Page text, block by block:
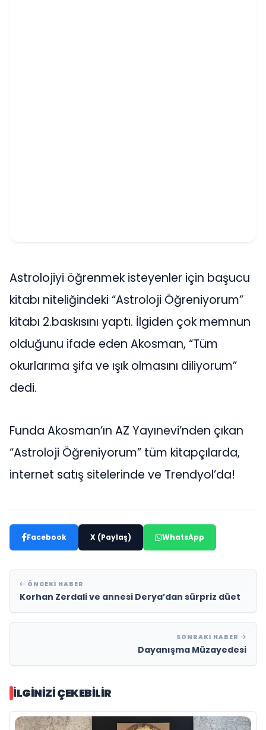
Astrolojiyi öğrenmek isteyenler için başucu
kitabı niteliğindeki “Astroloji Öğreniyorum”
kitabı 2.baskısını yaptı. İlgiden çok memnun
olduğunu ifade eden Akosman, “Tüm
okurlarıma şifa ve ışık olmasını diliyorum”
dedi.
Funda Akosman’ın AZ Yayınevi’nden çıkan
“Astroloji Öğreniyorum” tüm kitapçılarda,
internet satış sitelerinde ve Trendyol’da!
Facebook X (Paylaş) WhatsApp
ÖNCEKI HABER
Korhan Zerdali ve annesi Derya’dan sürpriz düet
SONRAKI HABER
Dayanışma Müzayedesi
İLGINIZI ÇEKEBILIR